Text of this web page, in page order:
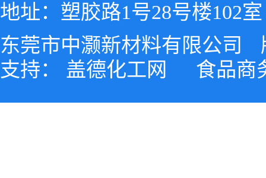
地址：塑胶路1号28号楼102室
东莞市中灏新材料有限公司
支持： 盖德化工网 食品商